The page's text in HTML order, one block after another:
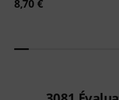
8,70 €